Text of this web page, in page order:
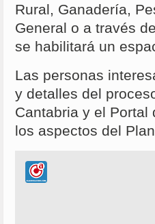
Rural, Ganadería,
General o a través
se habilitará un
Las personas
y detalles del
Cantabria y el Portal
los aspectos del